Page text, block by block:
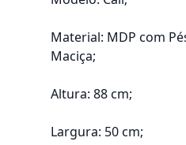
Material: MDP com
Maciça;
Altura: 88 cm;
Largura: 50 cm;